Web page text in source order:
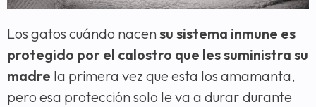
Los gatos cuándo nacensu sistema inmune es
protegido por el calostro que les suministra su
madre la primera vez que esta los amamanta,
pero esa protección solo le va a durar durante